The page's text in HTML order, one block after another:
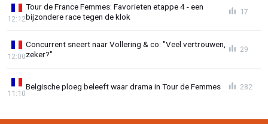
Tour de France Femmes: Favorieten etappe 4 - een
bijzondere race tegen de klok
12:12
17
Concurrent sneert naar Vollering & co: "Veel vertrouwen,
zeker?"
12:00
29
Belgische ploeg beleeft waar drama in Tour de Femmes
11:10
282